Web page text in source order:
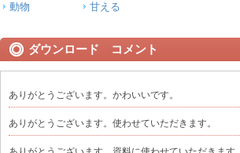
動物
甘える
ダウンロード コメント
ありがとうございます。かわいいです。
ありがとうございます。使わせていただきます。